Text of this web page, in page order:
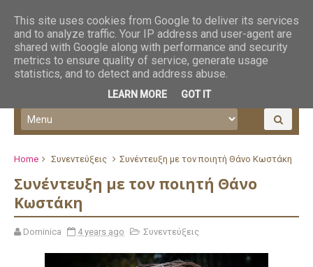
Home Συνεντεύξεις Συνέντευξη με τον ποιητή Θάνο Κωστάκη
Συνέντευξη με τον ποιητή Θάνο
Κωστάκη
Dominica 4 years ago Συνεντεύξεις
This site uses cookies from Google to deliver its services
and to analyze traffic. Your IP address and user-agent are
shared with Google along with performance and security
metrics to ensure quality of service, generate usage
statistics, and to detect and address abuse.
LEARN MORE GOT IT